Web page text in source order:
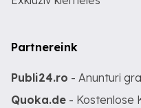
Partnereink
Publi24.ro - Anunturi
Quoka.de - Kostenlose